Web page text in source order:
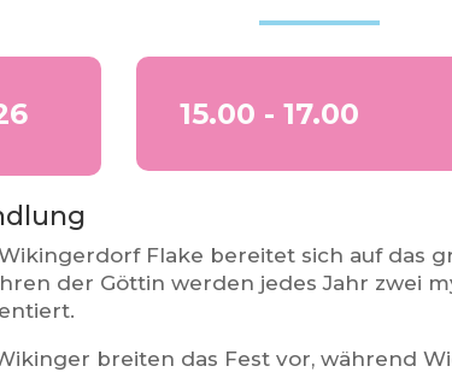
15.00 - 17.00
Flake bereitet sich auf das
der Göttin werden jedes Jahr zwei
breiten das Fest vor, während